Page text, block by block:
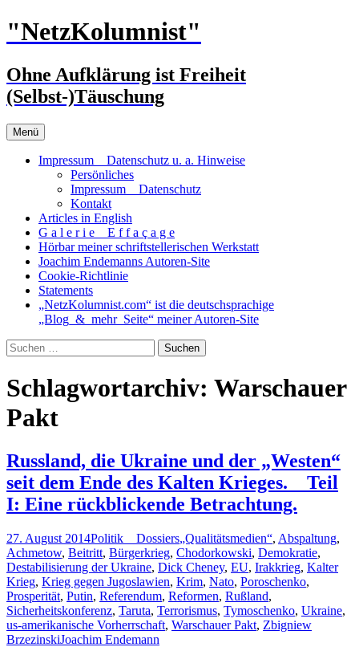
Zum
Inhalt
"NetzKolumnist"
Ohne Aufklärung ist Freiheit
(Selbst-)Täuschung
Menü
Impressum _ Datenschutz u. a. Hinweise
Persönliches
Impressum _ Datenschutz
Kontakt
Articles in English
G a l e r i e _ E f f a ç a g e
Hörbar meiner schriftstellerischen Werkstatt
Joachim Endemanns Autoren-Site
Cookie-Richtlinie
Statements
„NetzKolumnist.com“ ist die deutschsprachige
„Blog_&_mehr_Seite“ meiner Autoren-Site
Suchen
nach:
Schlagwortarchiv: Warschauer
Pakt
Russland, die Ukraine und der „Westen“
seit dem Ende des Kalten Krieges. _ Teil
I: Eine rückblickende Betrachtung.
27. August 2014Politik _ Dossiers„Qualitätsmedien“, Abspaltung,
Achmetow, Beitritt, Bürgerkrieg, Chodorkowski, Demokratie,
Destabilisierung der Ukraine, Dick Cheney, EU, Irakkrieg, Kalter
Krieg, Krieg gegen Jugoslawien, Krim, Nato, Poroschenko,
Prosperität, Putin, Referendum, Reformen, Rußland,
Sicherheitskonferenz, Taruta, Terrorismus, Tymoschenko, Ukraine,
us-amerikanische Vorherrschaft, Warschauer Pakt, Zbigniew
BrzezinskiJoachim Endemann